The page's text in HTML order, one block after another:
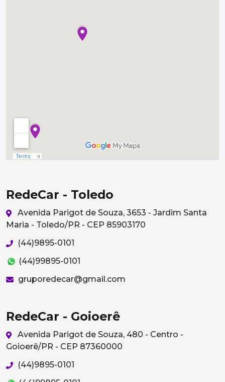
RedeCar - Toledo
Avenida Parigot de Souza, 3653 - Jardim Santa
Maria - Toledo/PR - CEP 85903170
(44)9895-0101
(44)99895-0101
gruporedecar@gmail.com
RedeCar - Goioerê
Avenida Parigot de Souza, 480 - Centro -
Goioerê/PR - CEP 87360000
(44)9895-0101